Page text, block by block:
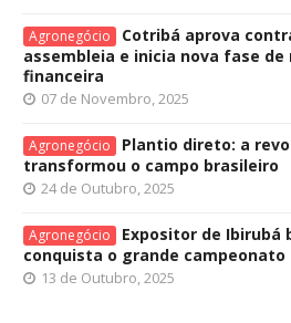
Agronegócio
Cotribá aprova
assembleia e inicia nova fase
financeira
07 de Novembro, 2025
Agronegócio
Plantio direto: a
transformou o campo brasileiro
24 de Outubro, 2025
Agronegócio
Expositor de Ibirubá
conquista o grande campeonato
13 de Outubro, 2025